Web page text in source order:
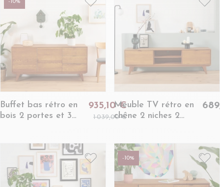
-10%
Buffet bas rétro en
bois 2 portes et 3
935,10 €
1 039,00 €
Meuble TV rétro en
chêne 2 niches 2
-10%